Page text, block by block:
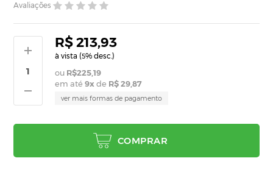
Avaliações
R$ 213,93
à vista (5% desc.)
R$225,19
em até9x de R$ 29,87
ver mais formas de pagamento
COMPRAR